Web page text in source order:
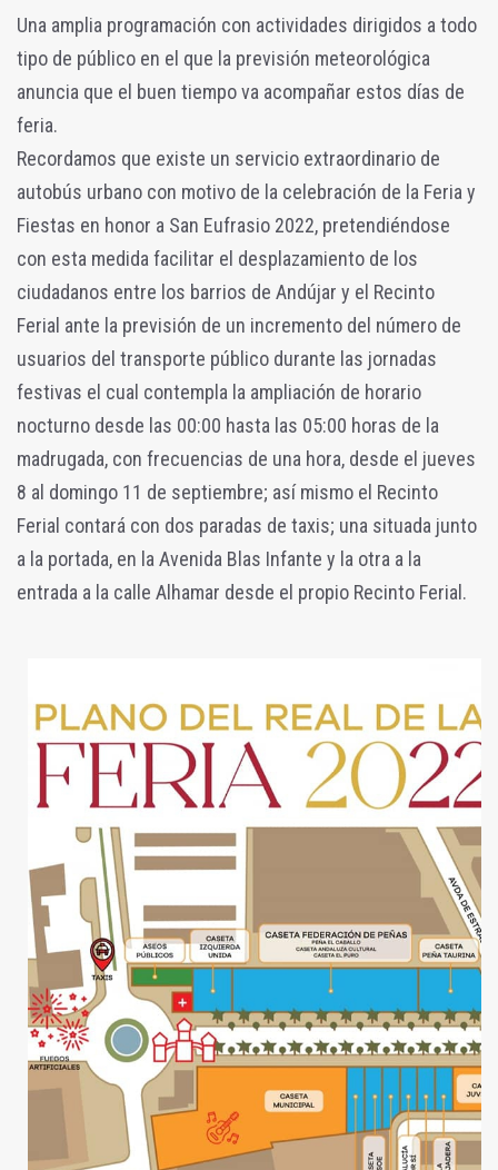
Una amplia programación con actividades dirigidos a todo
tipo de público en el que la previsión meteorológica
anuncia que el buen tiempo va acompañar estos días de
feria.
Recordamos que existe un servicio extraordinario de
autobús urbano con motivo de la celebración de la Feria y
Fiestas en honor a San Eufrasio 2022, pretendiéndose
con esta medida facilitar el desplazamiento de los
ciudadanos entre los barrios de Andújar y el Recinto
Ferial ante la previsión de un incremento del número de
usuarios del transporte público durante las jornadas
festivas el cual contempla la ampliación de horario
nocturno desde las 00:00 hasta las 05:00 horas de la
madrugada, con frecuencias de una hora, desde el jueves
8 al domingo 11 de septiembre; así mismo el Recinto
Ferial contará con dos paradas de taxis; una situada junto
a la portada, en la Avenida Blas Infante y la otra a la
entrada a la calle Alhamar desde el propio Recinto Ferial.